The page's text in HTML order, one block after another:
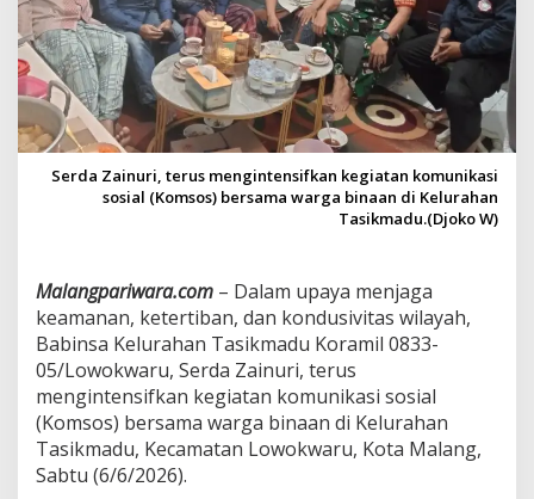
W
a
r
g
a
,
B
b
i
T
a
s
i
k
m
a
d
u
P
Serda Zainuri, terus mengintensifkan kegiatan komunikasi
sosial (Komsos) bersama warga binaan di Kelurahan
Tasikmadu.(Djoko W)
Malangpariwara.com – Dalam upaya menjaga
keamanan, ketertiban, dan kondusivitas wilayah,
Babinsa Kelurahan Tasikmadu Koramil 0833-
05/Lowokwaru, Serda Zainuri, terus
mengintensifkan kegiatan komunikasi sosial
(Komsos) bersama warga binaan di Kelurahan
Tasikmadu, Kecamatan Lowokwaru, Kota Malang,
Sabtu (6/6/2026).